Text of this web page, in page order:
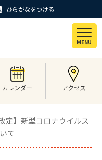
ひらがなをつける
MENU
カレンダー アクセス
定】新型コロナウイルス
て